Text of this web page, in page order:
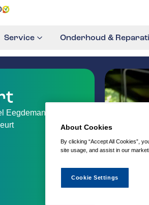
Service Onderhoud &
Eegdeman kan je
About Cookies
By clicking “Accept All Cookies”,
site usage, and assist in our
Cookie Settings